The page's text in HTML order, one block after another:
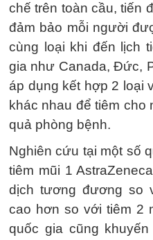
chế trên toàn cầu, tiến
đảm bảo mỗi người
cùng loại khi đến lịch
gia như Canada, Đức,
áp dụng kết hợp 2 loại
khác nhau để tiêm
quả phòng bệnh.
Nghiên cứu tại một số
tiêm mũi 1
dịch tương đương so
cao hơn so với tiêm 2
quốc gia cũng